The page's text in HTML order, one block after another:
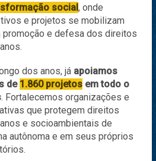
social, onde
e projetos se mobilizam
promoção e defesa dos direitos
dos anos, já apoiamos
de 1.860 projetosem todo o
. Fortalecemos organizações e
que protegem direitos
e socioambientais de
autônoma e em seus próprios
Privacy-FAQs>
do número (11) 3256-
Política de
pode ser solicitado
e processado em
relação com seus
do número (11) 3256-
Política de
pode ser solicitado
e processado em
relação com seus